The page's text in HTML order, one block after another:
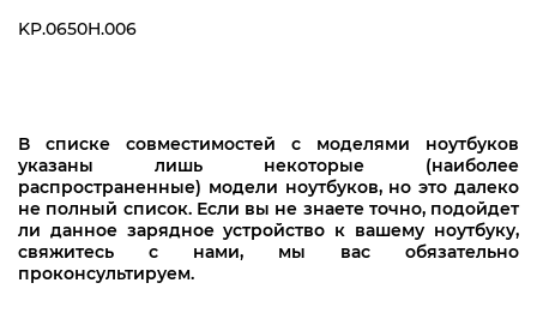
Acer Aspire V3-372
Acer Chromebook 15 C910
Acer Chromebook C720
Acer Chromebook S5
KP.0650H.006
В списке совместимостей с моделями ноутбуков
указаны лишь некоторые (наиболее
распространенные) модели ноутбуков, но это далеко
не полный список. Если вы не знаете точно, подойдет
ли данное зарядное устройство к вашему ноутбуку,
свяжитесь с нами, мы вас обязательно
проконсультируем.